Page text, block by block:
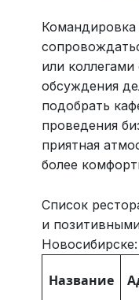
или
обсуждения
подобрать
проведения
приятная
более
Список
и
Новосибирске:
Название